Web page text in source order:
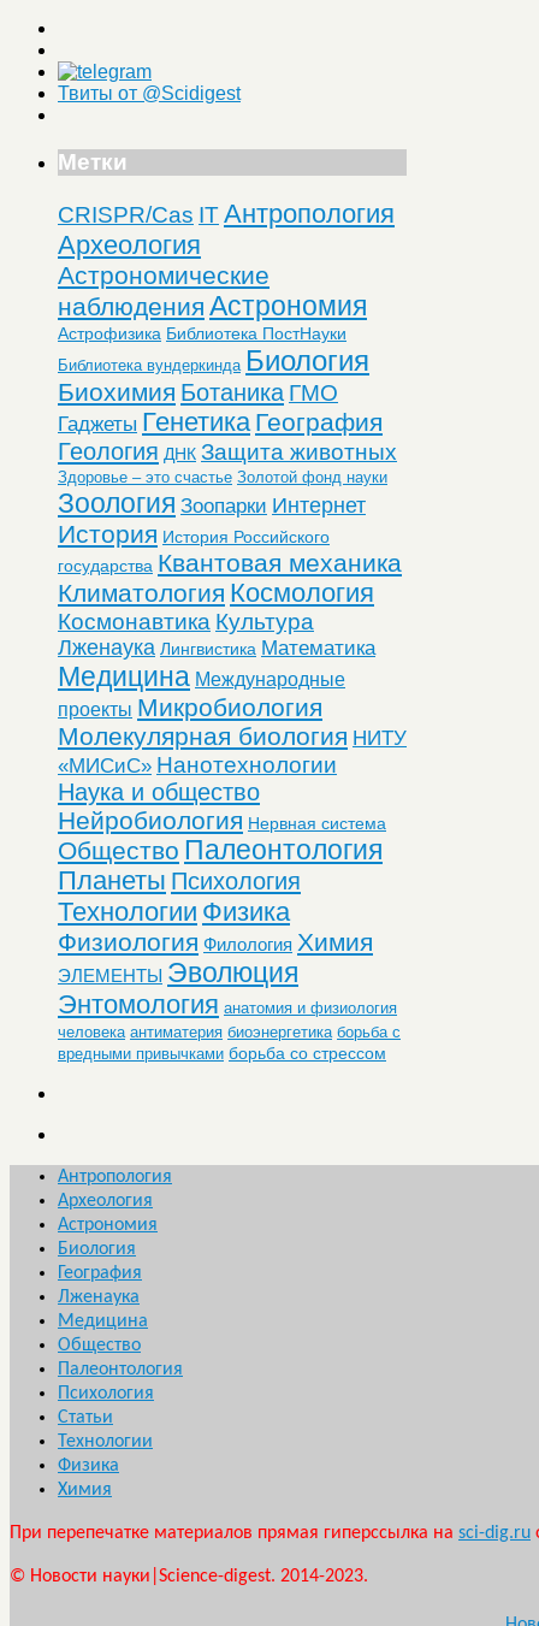
Твиты от @Scidigest
Метки
CRISPR/Cas ITАнтропология
Археология
Астрономические
наблюдения Астрономия
Астрофизика Библиотека ПостНауки
Библиотека вундеркинда Биология
Биохимия Ботаника ГМО
Гаджеты Генетика География
Геология ДНК Защита животных
Здоровье – это счастье Золотой фонд науки
Зоология Зоопарки Интернет
История История Российского
государства Квантовая механика
Климатология Космология
Космонавтика Культура
Лженаука Лингвистика Математика
Медицина Международные
проекты Микробиология
Молекулярная биология НИТУ
«МИСиС» Нанотехнологии
Наука и общество
Нейробиология Нервная система
Общество Палеонтология
Планеты Психология
Технологии Физика
Физиология Филология Химия
ЭЛЕМЕНТЫ Эволюция
Энтомология анатомия и физиология
человека антиматерия биоэнергетика борьба с
вредными привычками борьба со стрессом
Антропология
Археология
Астрономия
Биология
География
Лженаука
Медицина
Общество
Палеонтология
Психология
Статьи
Технологии
Физика
Химия
При перепечатке материалов прямая гиперссылка на sci-dig.ru
© Новости науки|Science-digest. 2014-2023.